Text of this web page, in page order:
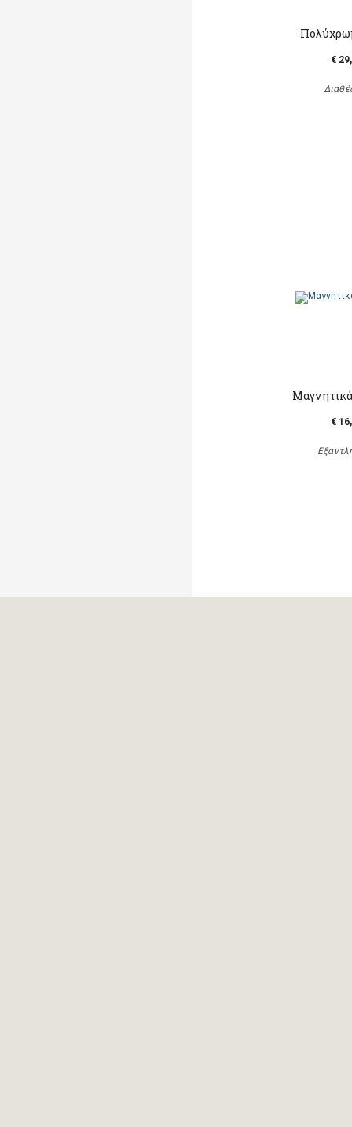
€
€